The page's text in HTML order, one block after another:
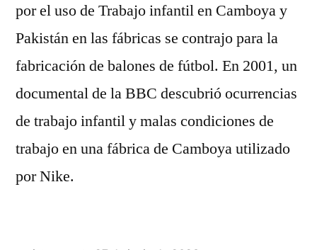
por el uso de Trabajo infantil en Camboya y
Pakistán en las fábricas se contrajo para la
fabricación de balones de fútbol. En 2001, un
documental de la BBC descubrió ocurrencias
de trabajo infantil y malas condiciones de
trabajo en una fábrica de Camboya utilizado
por Nike.